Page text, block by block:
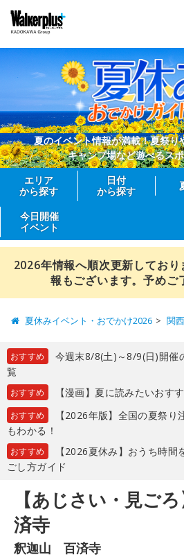
夏のイベント情報が満載！夏祭り
キャンプ場など遊べるス
エリア
から探す
日付
から探す
今日開催
イベント
2026年情報へ順次更新してお
報もございます。予めご
夏休みイベント・おでかけ2026 関
おすすめ
今週末8/8(土)～8/9(日)開催
覧
おすすめ 【漫画】夏に読みたいおす
おすすめ
【2026年版】全国の夏祭
もわかる！
おすすめ
【2026夏休み】おうち時
ごし方ガイド
【あじさい・見ご
済寺
釈迦山 百済寺